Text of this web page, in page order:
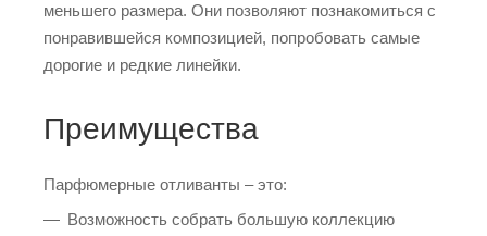
меньшего размера. Они позволяют познакомиться с
понравившейся композицией, попробовать самые
дорогие и редкие линейки.
Преимущества
Парфюмерные отливанты – это:
Возможность собрать большую коллекцию